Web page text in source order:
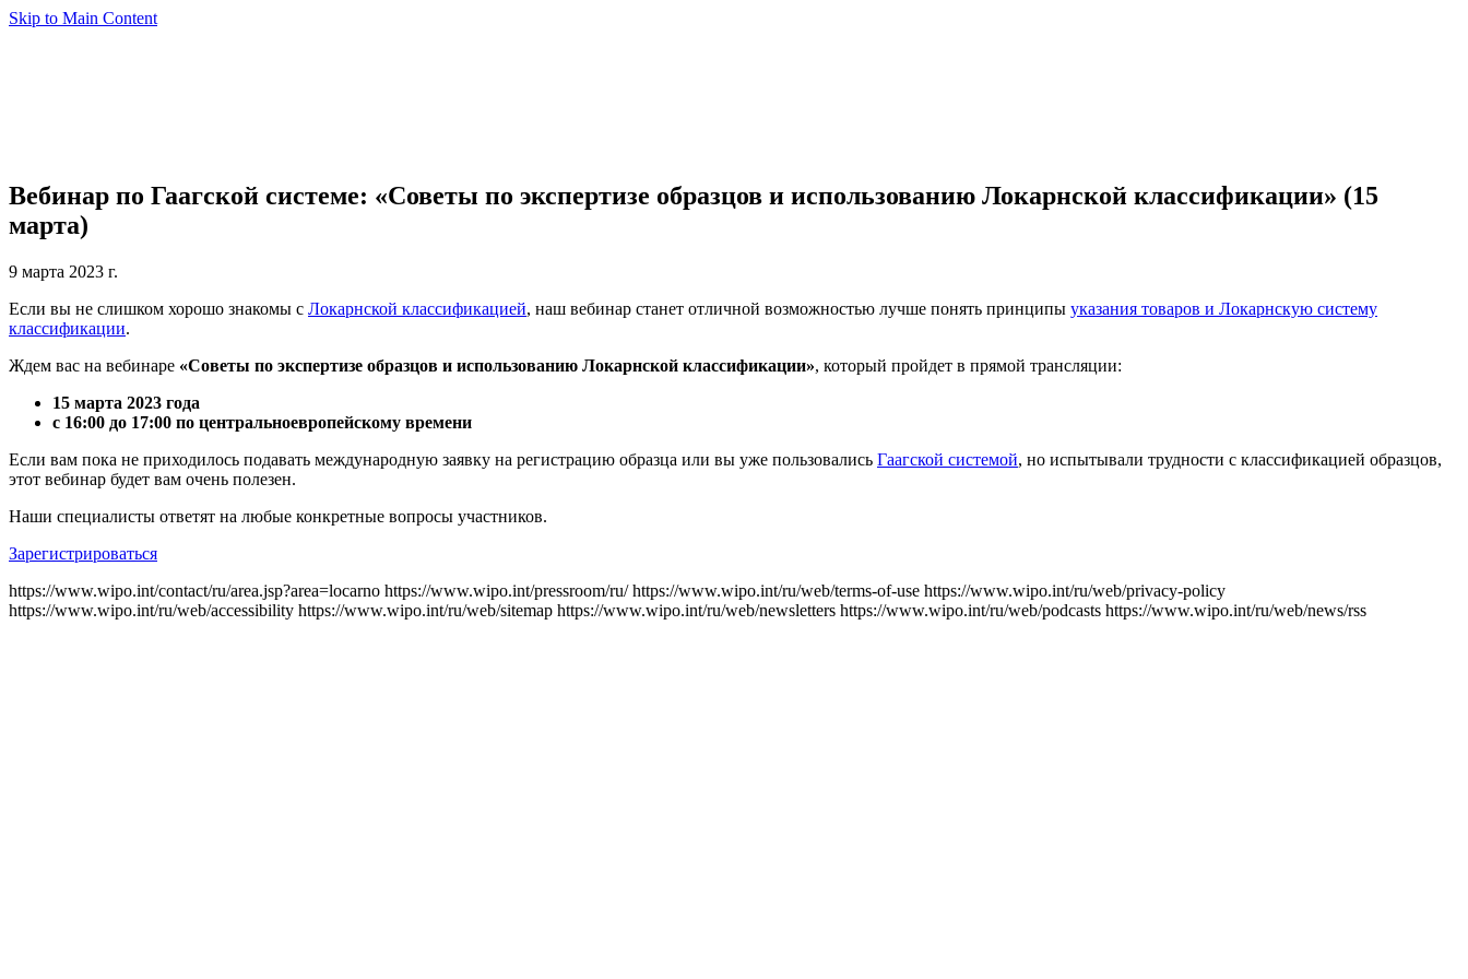
Skip to Main Content
Вебинар по Гаагской системе: «Советы по экспертизе образцов и использованию Локарнской классификации» (15
марта)
9 марта 2023 г.
Если вы не слишком хорошо знакомы с Локарнской классификацией, наш вебинар станет отличной возможностью лучше понять принципы указания товаров и Локарнскую систему
классификации.
Ждем вас на вебинаре «Советы по экспертизе образцов и использованию Локарнской классификации», который пройдет в прямой трансляции:
15 марта 2023 года
с 16:00 до 17:00 по центральноевропейскому времени
Если вам пока не приходилось подавать международную заявку на регистрацию образца или вы уже пользовались Гаагской системой, но испытывали трудности с классификацией образцов,
этот вебинар будет вам очень полезен.
Наши специалисты ответят на любые конкретные вопросы участников.
Зарегистрироваться
https://www.wipo.int/contact/ru/area.jsp?area=locarno https://www.wipo.int/pressroom/ru/ https://www.wipo.int/ru/web/terms-of-use https://www.wipo.int/ru/web/privacy-policy
https://www.wipo.int/ru/web/accessibility https://www.wipo.int/ru/web/sitemap https://www.wipo.int/ru/web/newsletters https://www.wipo.int/ru/web/podcasts https://www.wipo.int/ru/web/news/rss